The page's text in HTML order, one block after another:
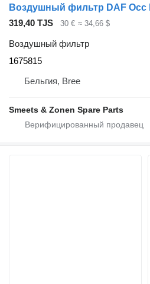
319,40 TJS 30 € ≈ 34,66 $
Воздушный фильтр
1675815
Бельгия, Bree
Smeets & Zonen Spare Parts